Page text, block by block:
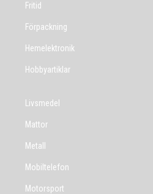
Fritid
Förpackning
Hemelektronik
Hobbyartiklar
Livsmedel
Mattor
Metall
Mobiltelefon
Motorsport